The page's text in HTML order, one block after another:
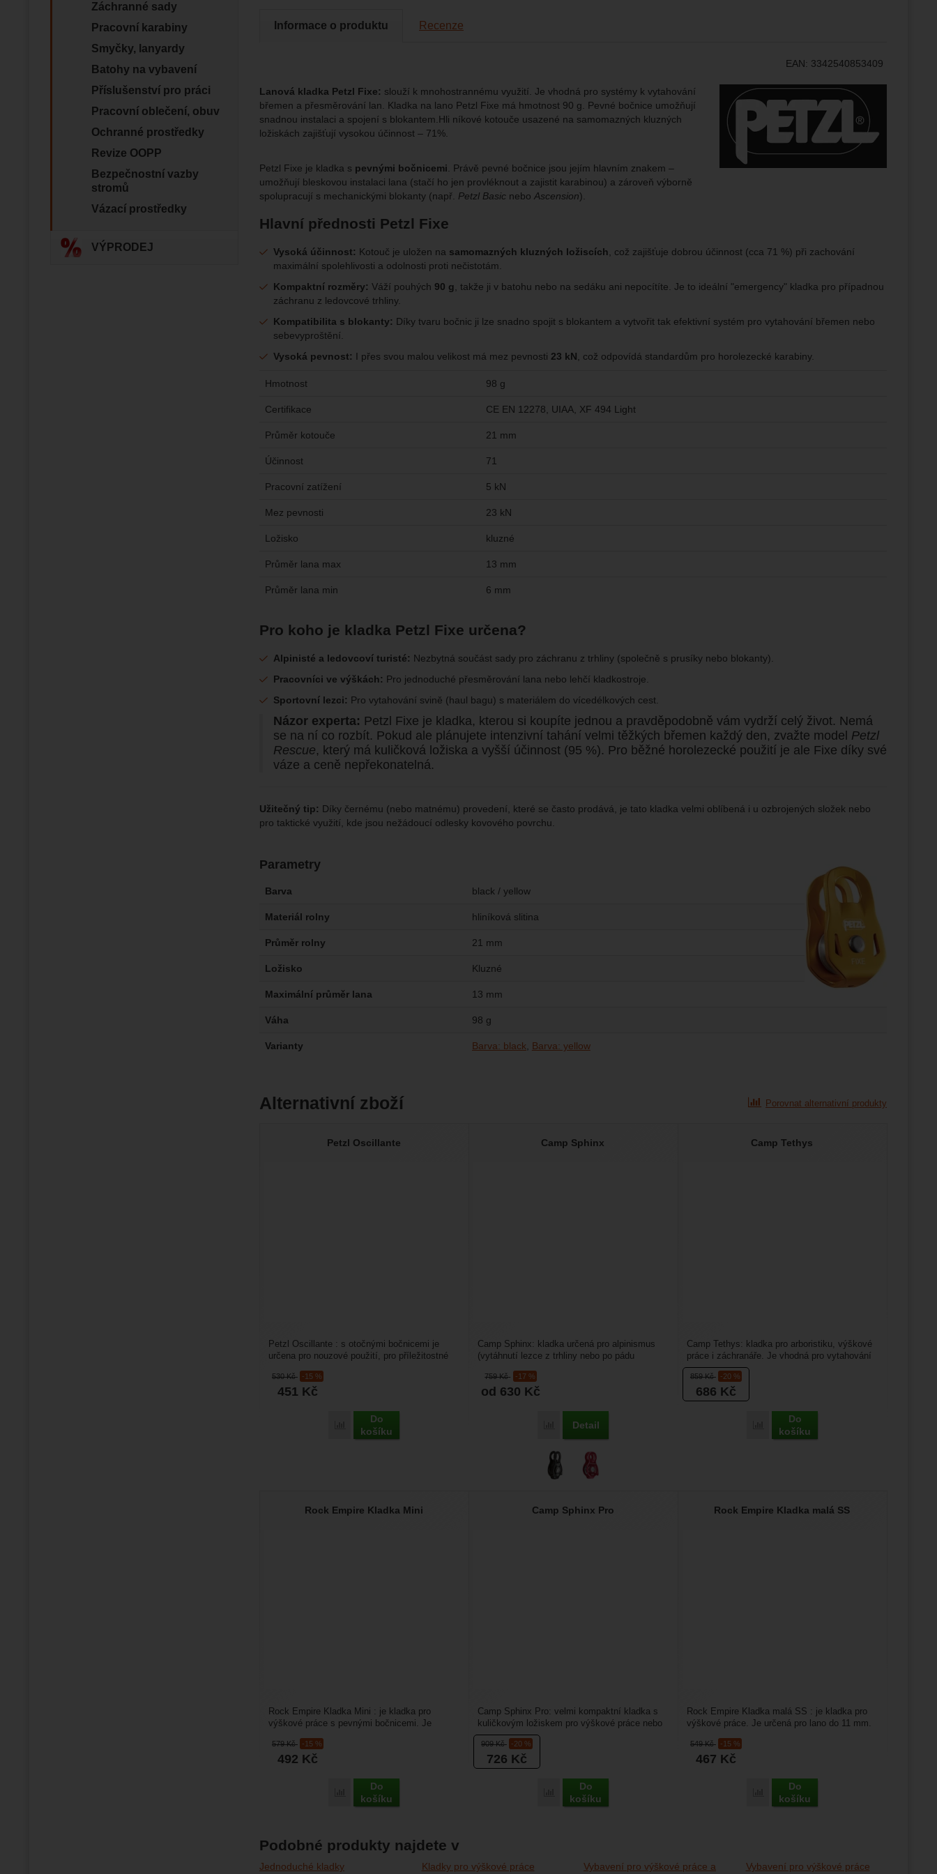
zapamatovat vaše nastavení, mohou vám pomoci s vyplňováním formulářů, umožní
nám zobrazit služby jako je chat a podobně.
Analytické
Analytické- abychom věděli, jak se na webu chováte, a mohli náš web dále zlepšovat
Jejich pomocí určujeme počet návštěv a zdroje návštěv našich internetových stránek.
Data získaná pomocí těchto cookies zpracováváme souhrnně a anonymně, takže
nejsme schopni identifikovat konkrétní uživatele našeho webu.
Marketingové
Marketingové- abychom vás neobtěžovali nevhodnou reklamou.
Povoleno
Marketingové cookies používáme my nebo naši partneři, abychom vám mohli zobrazit
vhodné obsahy nebo reklamy jak na našich stránkách, tak na stránkách třetích stran.
Informace o produktu Recenze
EAN: 3342540853409
Výrobce:
Lanová kladka Petzl Fixe: slouží k mnohostrannému využití. Je vhodná pro systémy k vytahování
břemen a přesměrování lan. Kladka na lano Petzl Fixe má hmotnost 90 g. Pevné bočnice umožňují
snadnou instalaci a spojení s blokantem.Hli níkové kotouče usazené na samomazných kluzných
ložiskách zajišťují vysokou účinnost – 71%.
Petzl Fixe je kladka s pevnými bočnicemi . Právě pevné bočnice jsou jejím hlavním znakem –
umožňují bleskovou instalaci lana (stačí ho jen provléknout a zajistit karabinou) a zároveň výborně
spolupracují s mechanickými blokanty (např. Petzl Basic nebo Ascension).
Hlavní přednosti Petzl Fixe
Vysoká účinnost: Kotouč je uložen na samomazných kluzných ložiscích , což zajišťuje dobrou účinnost (cca 71 %) při zachování
maximální spolehlivosti a odolnosti proti nečistotám.
Kompaktní rozměry: Váží pouhých 90 g , takže ji v batohu nebo na sedáku ani nepocítíte. Je to ideální "emergency" kladka pro případnou
záchranu z ledovcové trhliny.
Kompatibilita s blokanty: Díky tvaru bočnic ji lze snadno spojit s blokantem a vytvořit tak efektivní systém pro vytahování břemen nebo
sebevyproštění.
Vysoká pevnost: I přes svou malou velikost má mez pevnosti 23 kN , což odpovídá standardům pro horolezecké karabiny.
Hmotnost 98 g
Certifikace CE EN 12278, UIAA, XF 494 Light
Průměr kotouče 21 mm
Účinnost 71
Pracovní zatížení 5 kN
Mez pevnosti 23 kN
Ložisko kluzné
Průměr lana max 13 mm
Průměr lana min 6 mm
Pro koho je kladka Petzl Fixe určena?
Alpinisté a ledovcoví turisté: Nezbytná součást sady pro záchranu z trhliny (společně s prusíky nebo blokanty).
Pracovníci ve výškách: Pro jednoduché přesměrování lana nebo lehčí kladkostroje.
Sportovní lezci: Pro vytahování svině (haul bagu) s materiálem do vícedélkových cest.
Názor experta: Petzl Fixe je kladka, kterou si koupíte jednou a pravděpodobně vám vydrží celý život. Nemá
se na ní co rozbít. Pokud ale plánujete intenzivní tahání velmi těžkých břemen každý den, zvažte model Petzl
Rescue, který má kuličková ložiska a vyšší účinnost (95 %). Pro běžné horolezecké použití je ale Fixe díky své
váze a ceně nepřekonatelná.
Užitečný tip: Díky černému (nebo matnému) provedení, které se často prodává, je tato kladka velmi oblíbená i u ozbrojených složek nebo
pro taktické využití, kde jsou nežádoucí odlesky kovového povrchu.
Parametry
Barva black / yellow
Materiál rolny hliníková slitina
Průměr rolny 21 mm
Ložisko Kluzné
Maximální průměr lana 13 mm
Váha 98 g
Varianty Barva: black Barva: yellow
Alternativní zboží Porovnat alternativní produkty
Petzl Oscillante
530Kč -15 %
451 Kč
Porovnat
Do
košíku
Petzl Oscillante : s otočnými bočnicemi je
určena pro nouzové použití, pro příležitostné
Camp Sphinx
759Kč -17 %
od 630 Kč
Porovnat
Detail
Camp Sphinx: kladka určená pro alpinismus
(vytáhnutí lezce z trhliny nebo po pádu
Camp Tethys
859Kč -20 %
686 Kč
Porovnat
Do
košíku
Camp Tethys: kladka pro arboristiku, výškové
práce i záchranáře. Je vhodná pro vytahování
těžkých břemen...
Rock Empire Kladka Mini
579Kč -15 %
492 Kč
Porovnat
Do
košíku
Rock Empire Kladka Mini : je kladka pro
výškové práce s pevnými bočnicemi. Je
Camp Sphinx Pro
909Kč -20 %
726 Kč
Porovnat
Do
košíku
Camp Sphinx Pro: velmi kompaktní kladka s
kuličkovým ložiskem pro výškové práce nebo
arboristiku. Kromě...
Rock Empire Kladka malá SS
549Kč -15 %
467 Kč
Porovnat
Do
košíku
Rock Empire Kladka malá SS : je kladka pro
výškové práce. Je určená pro lano do 11 mm.
Podobné produkty najdete v
Jednoduché kladky Kladky pro výškové práce Vybavení pro výškové práce a Vybavení pro výškové práce
Záchranné sady
Pracovní karabiny
Smyčky, lanyardy
Batohy na vybavení
Příslušenství pro práci
Pracovní oblečení, obuv
Ochranné prostředky
Revize OOPP
Bezpečnostní vazby
stromů
Vázací prostředky
VÝPRODEJ